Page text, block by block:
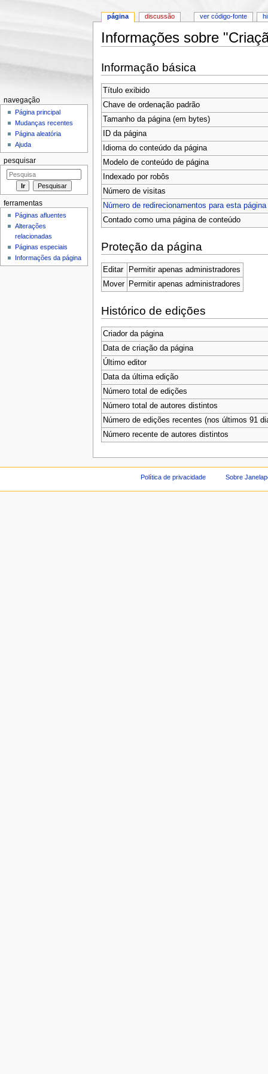
Informações sobre
Informação básica
Título exibido
Chave de ordenação padrão
Tamanho da página (em bytes)
ID da página
Idioma do conteúdo da página
Modelo de conteúdo de página
Indexado por robôs
Número de visitas
Número de redirecionamentos para esta página
Contado como uma página de conteúdo
Proteção da página
Editar
Permitir apenas administradores
Mover
Permitir apenas administradores
Histórico de edições
Criador da página
Data de criação da página
Último editor
Data da última edição
Número total de edições
Número total de autores distintos
Número de edições recentes (nos últimos 91
Número recente de autores distintos
página discussão ver código-fonte
navegação
Página principal
Mudanças recentes
Página aleatória
Ajuda
pesquisar
ferramentas
Páginas afluentes
Alterações
relacionadas
Páginas especiais
Informações da página
Política de privacidade Sobre